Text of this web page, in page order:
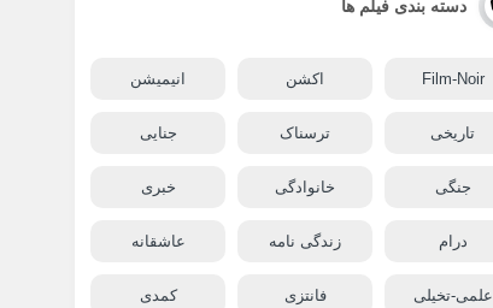
دسته بندی فیلم ها
Film-Noir اکشن انیمیشن
تاریخی ترسناک جنایی
جنگی خانوادگی خبری
درام زندگی نامه عاشقانه
علمی-تخیلی فانتزی کمدی